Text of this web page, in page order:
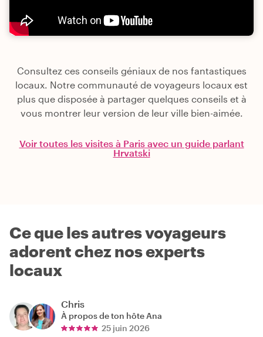
Consultez ces conseils géniaux de nos fantastiques
locaux. Notre communauté de voyageurs locaux est
plus que disposée à partager quelques conseils et à
vous montrer leur version de leur ville bien-aimée.
Voir toutes les visites à Paris avec un guide parlant
Hrvatski
Ce que les autres voyageurs
adorent chez nos experts
locaux
Chris
À propos de ton hôte Ana
25 juin 2026